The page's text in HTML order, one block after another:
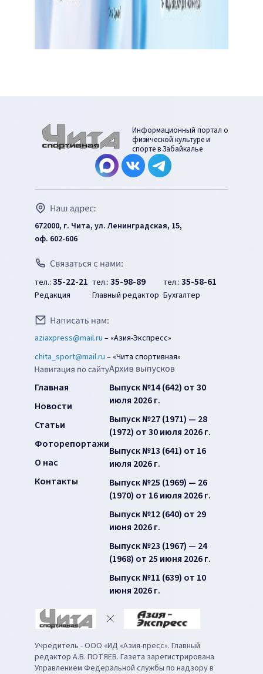
Информационный портал о
физической культуре и
спорте в Забайкалье
672000, г. Чита, ул. Ленинградская, 15,
оф. 602-606
тел.: 35-22-21
Редакция
тел.: 35-98-89
Главный редактор
тел.: 35-58-61
Бухгалтер
aziaxpress@mail.ru – «Азия-Экспресс»
chita_sport@mail.ru – «Чита спортивная»
Главная
Новости
Статьи
Фоторепортажи
О нас
Контакты
Выпуск №14 (642) от 30
июля 2026 г.
Выпуск №27 (1971) — 28
(1972) от 30 июля 2026 г.
Выпуск №13 (641) от 16
июля 2026 г.
Выпуск №25 (1969) — 26
(1970) от 16 июля 2026 г.
Выпуск №12 (640) от 29
июня 2026 г.
Выпуск №23 (1967) — 24
(1968) от 25 июня 2026 г.
Выпуск №11 (639) от 10
июня 2026 г.
Учредитель - ООО «ИД «Азия-пресс». Главный
редактор А.В. ПОТЯЕВ. Газета зарегистрирована
Управлением Федеральной службы по надзору в